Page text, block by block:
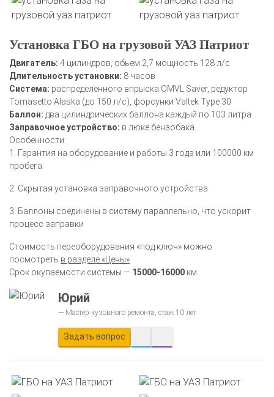
Установка ГБО на грузовой УАЗ Патриот
Двигатель: 4 цилиндров, обьем 2,7 мощность 128 л/с
Длительность установки: 8 часов
Система: распределенного впрыска OMVL Saver, редуктор
Tomasetto Alaska (до 150 л/с), форсунки Valtek Type 30
Баллон: два цилиндрических баллона каждый по 103 литра
Заправочное устройство: в люке бензобака
Особенности:
1. Гарантия на оборудование и работы 3 года или 100000 км
пробега
2. Скрытая установка заправочного устройства
3. Баллоны соединены в систему параллельно, что ускорит
процесс заправки
Стоимость переоборудования «под ключ» можно
посмотреть в разделе «Цены»
Срок окупаемости системы — 15000-16000 км
Юрий
Мастер кузовного ремонта, стаж 10 лет
Задать вопрос